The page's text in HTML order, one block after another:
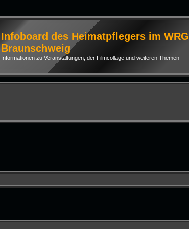
Infoboard des Heimatpflegers im WRG
Braunschweig
Informationen zu Veranstaltungen, der Filmcollage und weiteren Themen